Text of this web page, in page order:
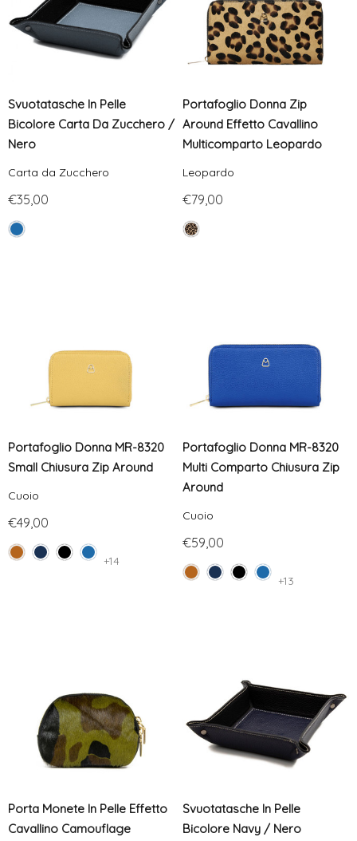
Svuotatasche In Pelle
Bicolore Carta Da Zucchero /
Nero
Carta da Zucchero
€35,00
Portafoglio Donna Zip
Around Effetto Cavallino
Multicomparto Leopardo
Leopardo
€79,00
Portafoglio Donna MR-8320
Small Chiusura Zip Around
Cuoio
€49,00
+14
Portafoglio Donna MR-8320
Multi Comparto Chiusura Zip
Around
Cuoio
€59,00
+13
Porta Monete In Pelle Effetto
Cavallino Camouflage
Svuotatasche In Pelle
Bicolore Navy / Nero